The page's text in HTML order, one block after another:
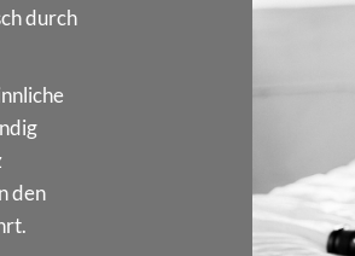
durch
den